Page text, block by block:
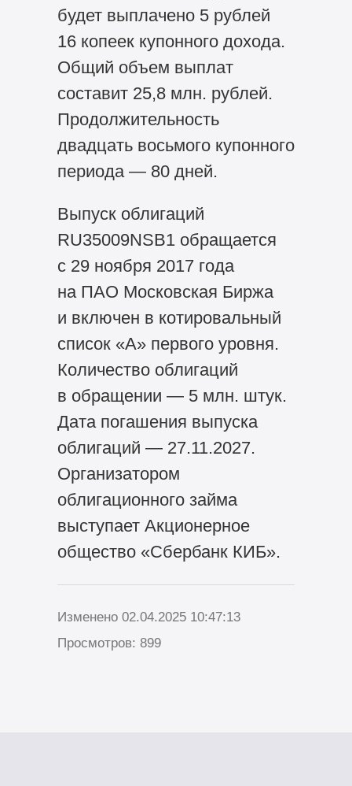
будет выплачено 5 рублей
16 копеек купонного дохода.
Общий объем выплат
составит 25,8 млн. рублей.
Продолжительность
двадцать восьмого купонного
периода — 80 дней.
Выпуск облигаций
RU35009NSB1 обращается
с 29 ноября 2017 года
на ПАО Московская Биржа
и включен в котировальный
список «А» первого уровня.
Количество облигаций
в обращении — 5 млн. штук.
Дата погашения выпуска
облигаций — 27.11.2027.
Организатором
облигационного займа
выступает Акционерное
общество «Сбербанк КИБ».
Изменено 02.04.2025 10:47:13
Просмотров: 899